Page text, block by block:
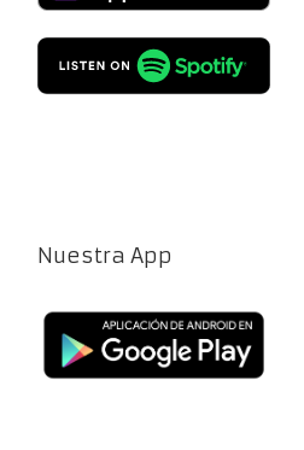
Nuestra App